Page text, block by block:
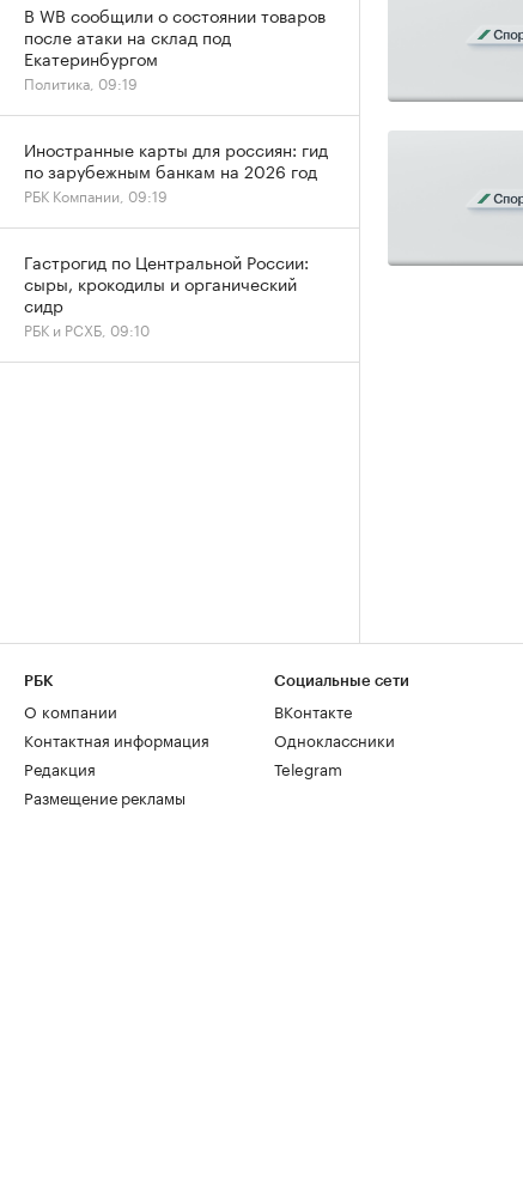
В WB сообщили о состоянии товаров
после атаки на склад под
Екатеринбургом
Политика, 09:19
Иностранные карты для россиян: гид
по зарубежным банкам на 2026 год
РБК Компании, 09:19
Гастрогид по Центральной России:
сыры, крокодилы и органический
сидр
РБК и РСХБ, 09:10
РБК
О компании
Контактная информация
Редакция
Размещение рекламы
Социальные сети
ВКонтакте
Одноклассники
Telegram